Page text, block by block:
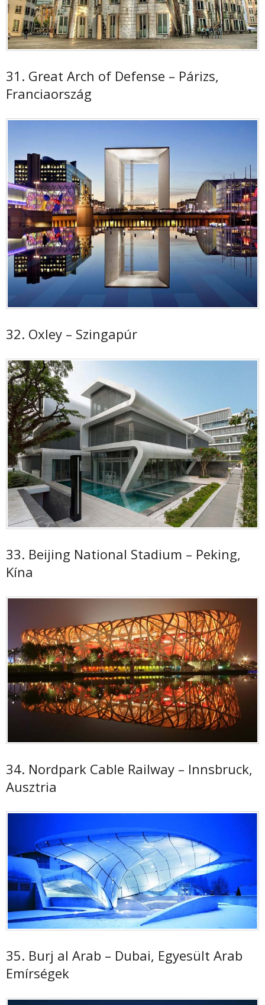
31. Great Arch of Defense – Párizs,
Franciaország
32. Oxley – Szingapúr
33. Beijing National Stadium – Peking,
Kína
34. Nordpark Cable Railway – Innsbruck,
Ausztria
35. Burj al Arab – Dubai, Egyesült Arab
Emírségek